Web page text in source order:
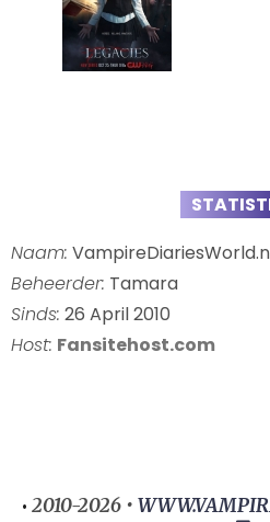
Naam:
Beheerder: Tamara
Sinds: 26 April 2010
Host: Fansitehost.com
• 2010-2026 •